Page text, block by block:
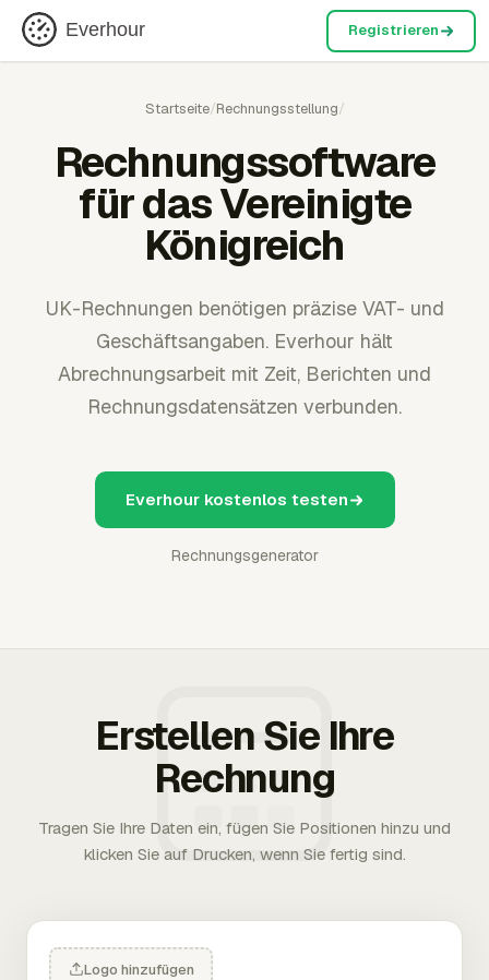
Everhour Registrieren
Startseite/Rechnungsstellung/
Rechnungssoftware
für das Vereinigte
Königreich
UK-Rechnungen benötigen präzise VAT- und
Geschäftsangaben. Everhour hält
Abrechnungsarbeit mit Zeit, Berichten und
Rechnungsdatensätzen verbunden.
Everhour kostenlos testen
Rechnungsgenerator
Erstellen Sie Ihre
Rechnung
Tragen Sie Ihre Daten ein, fügen Sie Positionen hinzu und
klicken Sie auf Drucken, wenn Sie fertig sind.
Logo hinzufügen